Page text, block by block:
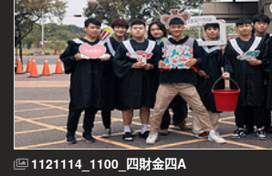
1121114_1100_四財金四A